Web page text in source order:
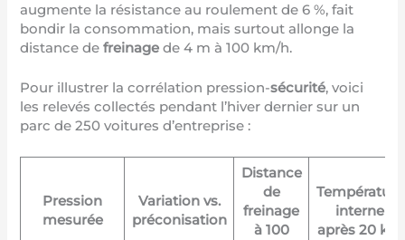
augmente la résistance au roulement de 6 %, fait
bondir la consommation, mais surtout allonge la
distance defreinage de 4 m à 100 km/h.
Pour illustrer la corrélation pression-sécurité, voici
les relevés collectés pendant l’hiver dernier sur un
parc de 250 voitures d’entreprise :
Pression
mesurée
Variation vs.
préconisation
Distance
de
freinage
à 100
Température
interne
après 20 km